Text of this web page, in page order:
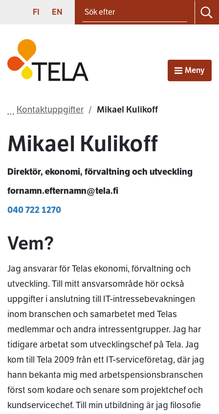
Gå till innehållet
SUOMI
FI ENGLISH
EN
Första sidan
Öppna
Meny
Kontaktuppgifter Mikael Kulikoff
Mikael Kulikoff
Direktör, ekonomi, förvaltning och utveckling
fornamn.efternamn@tela.fi
040 722 1270
Vem?
Jag ansvarar för Telas ekonomi, förvaltning och
utveckling. Till mitt ansvarsområde hör också
uppgifter i anslutning till IT-intressebevakningen
inom branschen och samarbetet med Telas
medlemmar och andra intressentgrupper. Jag har
tidigare arbetat som utvecklingschef på Tela. Jag
kom till Tela 2009 från ett IT-serviceföretag, där jag
hann bekanta mig med arbetspensionsbranschen
först som kodare och senare som projektchef och
kundservicechef. Till min utbildning är jag filosofie